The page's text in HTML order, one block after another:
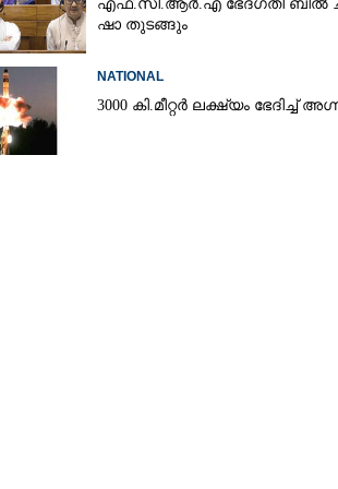
എ​ഫ്.​സി.​ആ​ർ.​എ​ ​ഭേ​ദ​ഗ​തി​ ​ബിൽ
ഷാ​ ​തുടങ്ങും
NATIONAL
3000 കി.മീറ്റർ ലക്ഷ്യം ഭേദിച്ച്